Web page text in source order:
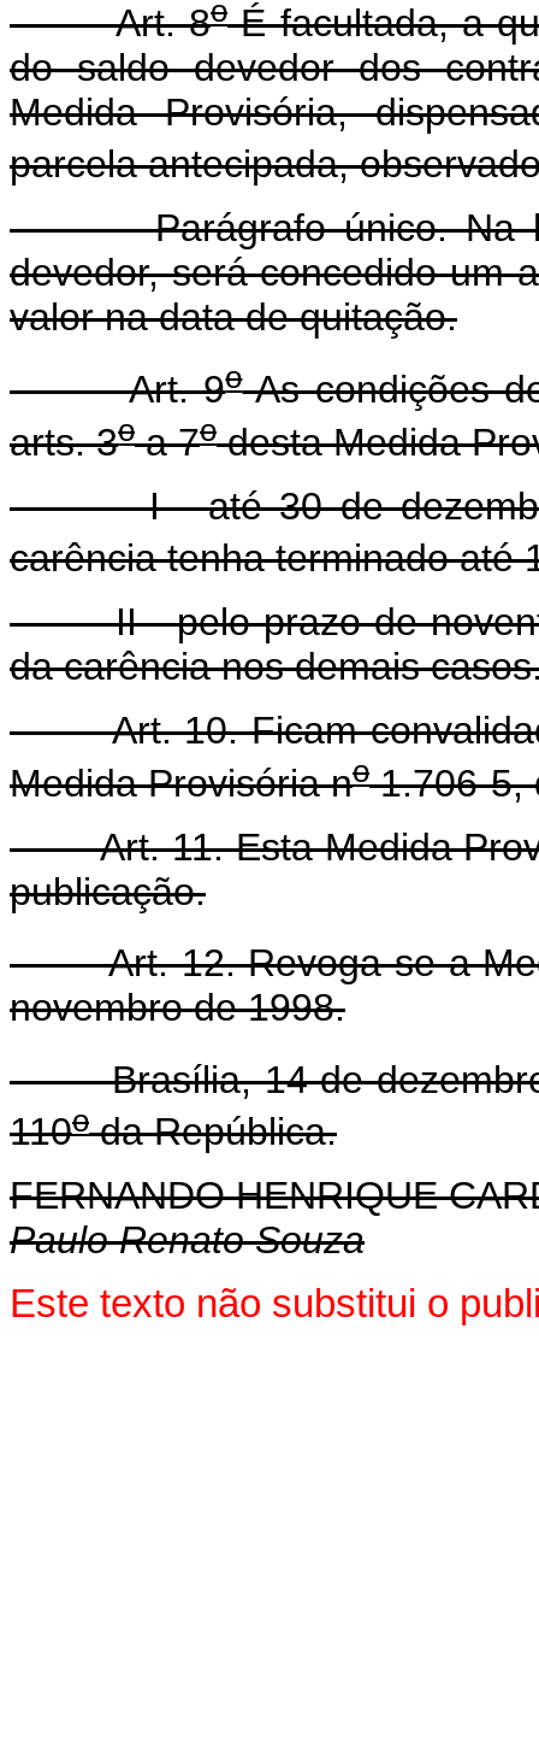
Art. 8oÉ facultada, a
do saldo devedor dos
Medida Provisória,
parcela antecipada,
Parágrafo único. Na
devedor, será concedido um
valor na data de quitação.
Art. 9oAs condições
arts. 3oa 7odesta Medida
I - até 30 de dezembro
carência tenha terminado até
II - pelo prazo de noventa
da carência nos demais
Art. 10. Ficam
Medida Provisória no1.706-5,
Art. 11. Esta Medida
publicação.
Art. 12. Revoga-se a
novembro de 1998.
Brasília, 14 de dezembro
110oda República.
FERNANDO HENRIQUE
Paulo Renato Souza
Este texto não substitui o